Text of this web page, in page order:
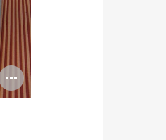
打
开